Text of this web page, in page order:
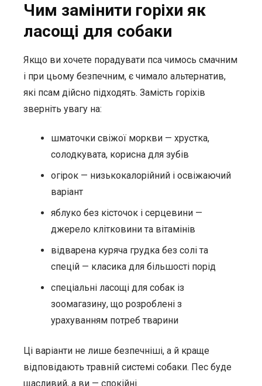
Чим замінити горіхи як
ласощі для собаки
Якщо ви хочете порадувати пса чимось смачним
і при цьому безпечним, є чимало альтернатив,
які псам дійсно підходять. Замість горіхів
зверніть увагу на:
шматочки свіжої моркви — хрустка,
солодкувата, корисна для зубів
огірок — низькокалорійний і освіжаючий
варіант
яблуко без кісточок і серцевини —
джерело клітковини та вітамінів
відварена куряча грудка без солі та
спецій — класика для більшості порід
спеціальні ласощі для собак із
зоомагазину, що розроблені з
урахуванням потреб тварини
Ці варіанти не лише безпечніші, а й краще
відповідають травній системі собаки. Пес буде
щасливий, а ви — спокійні.